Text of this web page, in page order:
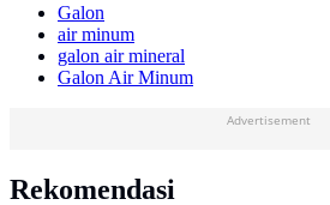
Galon
air minum
galon air mineral
Galon Air Minum
Advertisement
Rekomendasi